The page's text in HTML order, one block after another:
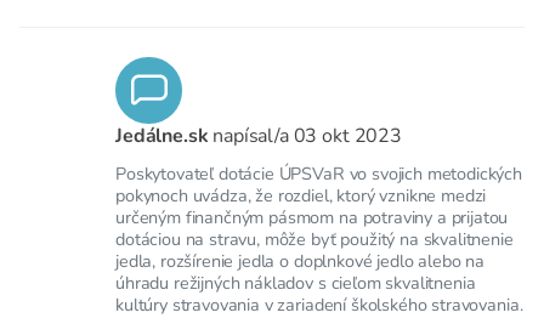
Jedálne.sk napísal/a03 okt 2023
Poskytovateľ dotácie ÚPSVaR vo svojich metodických
pokynoch uvádza, že rozdiel, ktorý vznikne medzi
určeným finančným pásmom na potraviny a prijatou
dotáciou na stravu, môže byť použitý na skvalitnenie
jedla, rozšírenie jedla o doplnkové jedlo alebo na
úhradu režijných nákladov s cieľom skvalitnenia
kultúry stravovania v zariadení školského stravovania.